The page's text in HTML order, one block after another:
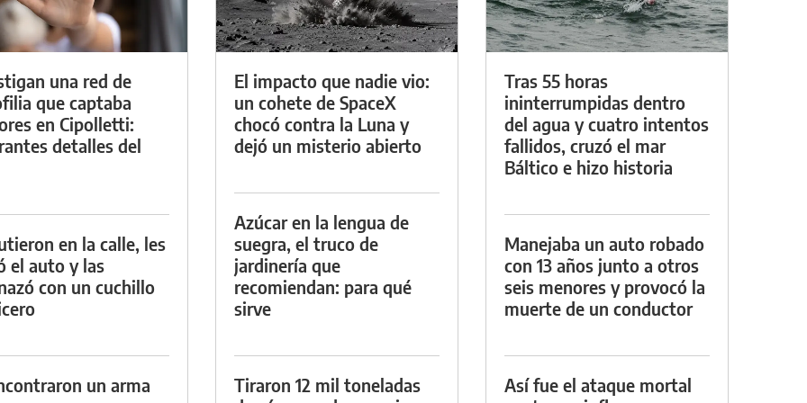
una red de
que captaba
en Cipolletti:
detalles del
en la calle, les
el auto y las
con un cuchillo
un arma
El impacto que nadie vio:
un cohete de SpaceX
chocó contra la Luna y
dejó un misterio abierto
Azúcar en la lengua de
suegra, el truco de
jardinería que
recomiendan: para qué
sirve
Tiraron 12 mil toneladas
Tras 55 horas
ininterrumpidas dentro
del agua y cuatro intentos
fallidos, cruzó el mar
Báltico e hizo historia
Manejaba un auto robado
con 13 años junto a otros
seis menores y provocó la
muerte de un conductor
Así fue el ataque mortal